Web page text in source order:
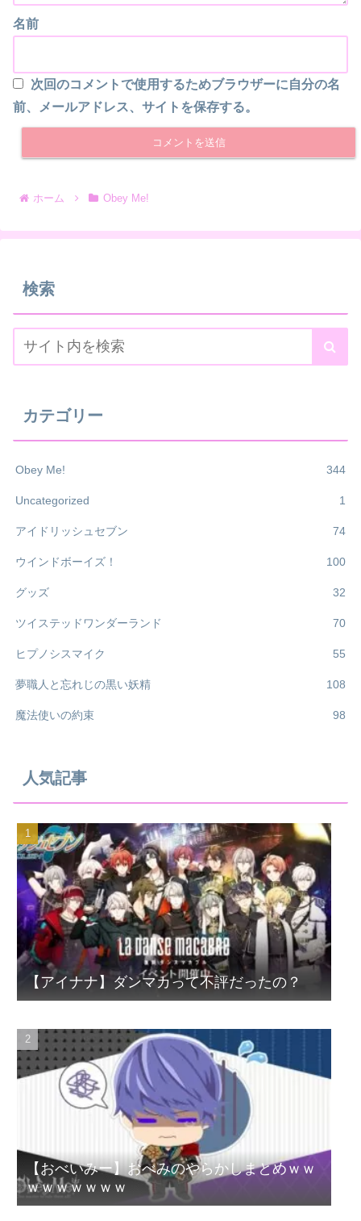
名前
次回のコメントで使用するためブラウザーに自分の名
前、メールアドレス、サイトを保存する。
ホーム Obey Me!
検索
カテゴリー
Obey Me! 344
Uncategorized 1
アイドリッシュセブン 74
ウインドボーイズ！ 100
グッズ 32
ツイステッドワンダーランド 70
ヒプノシスマイク 55
夢職人と忘れじの黒い妖精 108
魔法使いの約束 98
人気記事
【アイナナ】ダンマカって不評だったの？
【おべいみー】おべみのやらかしまとめｗｗ
ｗｗｗｗｗｗｗ